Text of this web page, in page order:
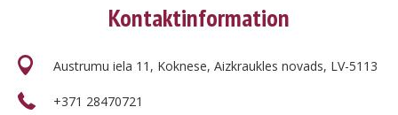
Kontaktinformation
Austrumu iela 11, Koknese, Aizkraukles novads, LV-5113
+371 28470721